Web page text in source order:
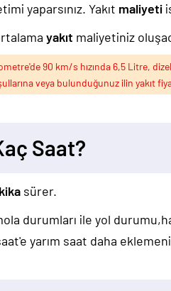
yaparsınız. Yakıt maliyeti
yakıt maliyetiniz
90 km/s hızında 6,5 Litre,
veya bulunduğunuz ilin yakıt
Saat?
sürer.
durumları ile yol
yarım saat daha